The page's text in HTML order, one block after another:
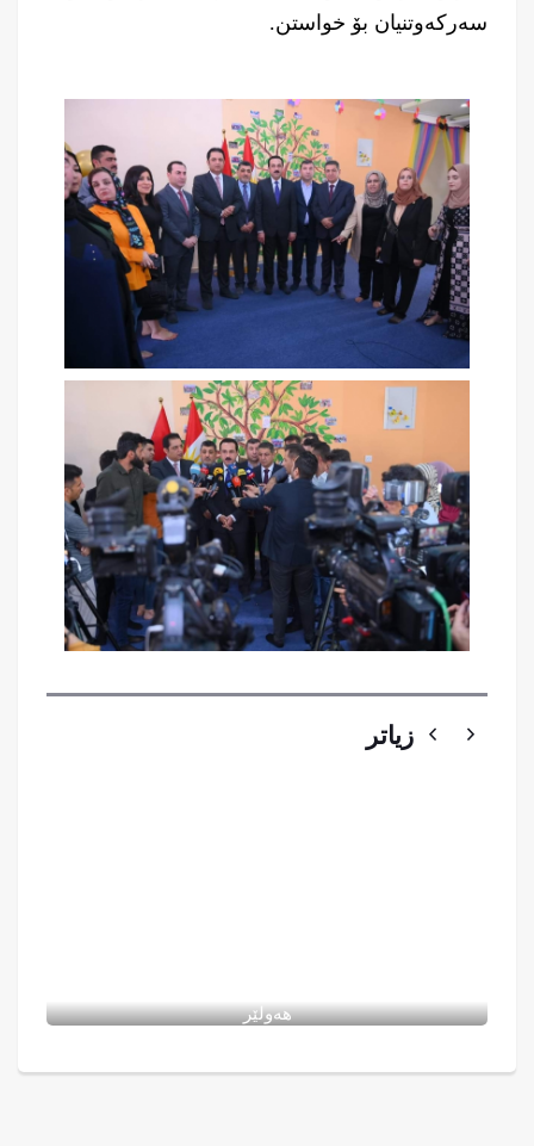
سەرکەوتنیان بۆ خواستن.
زیاتر
هەولێر